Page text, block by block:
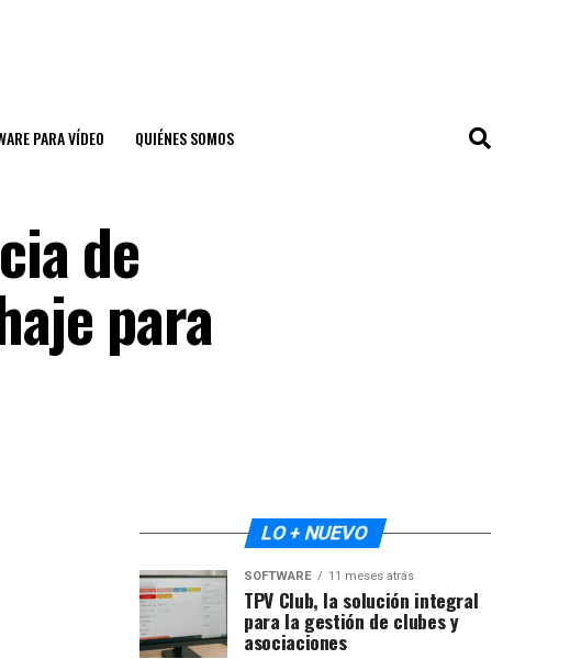
PARA VÍDEO QUIÉNES SOMOS
de
para
LO + NUEVO
SOFTWARE 11 meses atrás
TPV Club, la solución integral
para la gestión de clubes y
asociaciones